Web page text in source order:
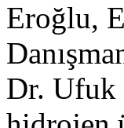
Eroğlu,
Dr. Ufuk